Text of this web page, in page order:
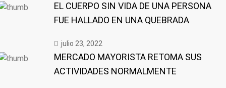
EL CUERPO SIN VIDA DE UNA PERSONA
FUE HALLADO EN UNA QUEBRADA
julio 23, 2022
MERCADO MAYORISTA RETOMA SUS
ACTIVIDADES NORMALMENTE